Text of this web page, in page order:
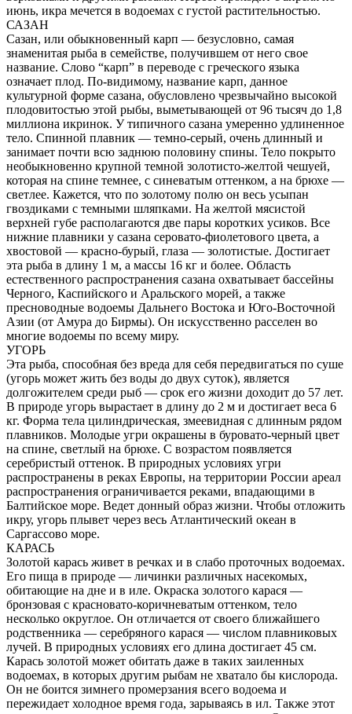
июнь, икра мечется в водоемах с густой растительностью.
САЗАН
Сазан, или обыкновенный карп — безусловно, самая
знаменитая рыба в семействе, получившем от него свое
название. Слово “карп” в переводе с греческого языка
означает плод. По-видимому, название карп, данное
культурной форме сазана, обусловлено чрезвычайно высокой
плодовитостью этой рыбы, выметывающей от 96 тысяч до 1,8
миллиона икринок. У типичного сазана умеренно удлиненное
тело. Спинной плавник — темно-серый, очень длинный и
занимает почти всю заднюю половину спины. Тело покрыто
необыкновенно крупной темной золотисто-желтой чешуей,
которая на спине темнее, с синеватым оттенком, а на брюхе —
светлее. Кажется, что по золотому полю он весь усыпан
гвоздиками с темными шляпками. На желтой мясистой
верхней губе располагаются две пары коротких усиков. Все
нижние плавники у сазана серовато-фиолетового цвета, а
хвостовой — красно-бурый, глаза — золотистые. Достигает
эта рыба в длину 1 м, а массы 16 кг и более. Область
естественного распространения сазана охватывает бассейны
Черного, Каспийского и Аральского морей, а также
пресноводные водоемы Дальнего Востока и Юго-Восточной
Азии (от Амура до Бирмы). Он искусственно расселен во
многие водоемы по всему миру.
УГОРЬ
Эта рыба, способная без вреда для себя передвигаться по суше
(угорь может жить без воды до двух суток), является
долгожителем среди рыб — срок его жизни доходит до 57 лет.
В природе угорь вырастает в длину до 2 м и достигает веса 6
кг. Форма тела цилиндрическая, змеевидная с длинным рядом
плавников. Молодые угри окрашены в буровато-черный цвет
на спине, светлый на брюхе. С возрастом появляется
серебристый оттенок. В природных условиях угри
распространены в реках Европы, на территории России ареал
распространения ограничивается реками, впадающими в
Балтийское море. Ведет донный образ жизни. Чтобы отложить
икру, угорь плывет через весь Атлантический океан в
Саргассово море.
КАРАСЬ
Золотой карась живет в речках и в слабо проточных водоемах.
Его пища в природе — личинки различных насекомых,
обитающие на дне и в иле. Окраска золотого карася —
бронзовая с красновато-коричневатым оттенком, тело
несколько округлое. Он отличается от своего ближайшего
родственника — серебряного карася — числом плавниковых
лучей. В природных условиях его длина достигает 45 см.
Карась золотой может обитать даже в таких заиленных
водоемах, в которых другим рыбам не хватало бы кислорода.
Он не боится зимнего промерзания всего водоема и
пережидает холодное время года, зарываясь в ил. Также этот